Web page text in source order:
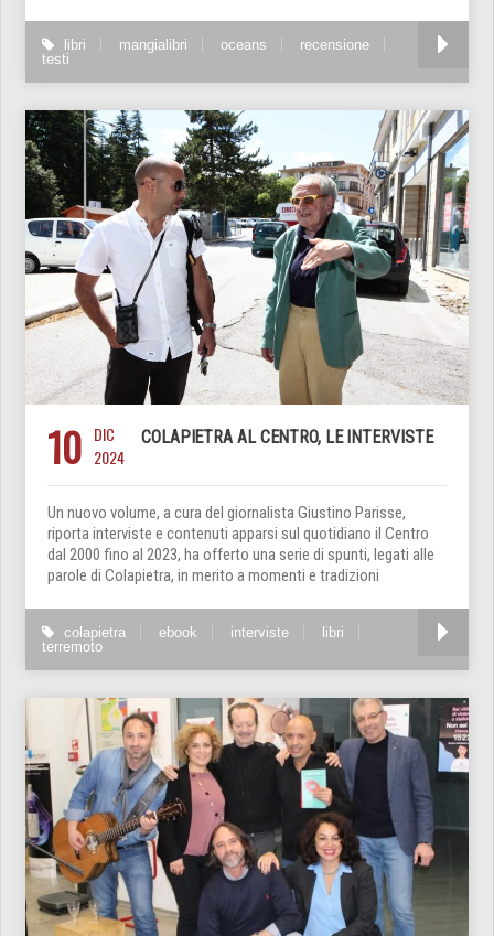
libri mangialibri oceans
recensione
testi
10 DIC
2024
COLAPIETRA AL CENTRO, LE INTERVISTE
Un nuovo volume, a cura del giornalista Giustino Parisse,
riporta interviste e contenuti apparsi sul quotidiano il Centro
dal 2000 fino al 2023, ha offerto una serie di spunti, legati alle
parole di Colapietra, in merito a momenti e tradizioni
colapietra ebook interviste
libri
terremoto